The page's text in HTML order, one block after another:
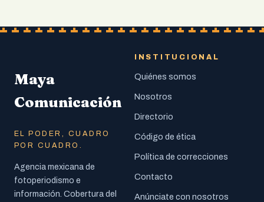
Maya
Comunicación
EL PODER, CUADRO
POR CUADRO.
Agencia mexicana de
fotoperiodismo e
información. Cobertura del
INSTITUCIONAL
Quiénes somos
Nosotros
Directorio
Código de ética
Política de correcciones
Contacto
Anúnciate con nosotros